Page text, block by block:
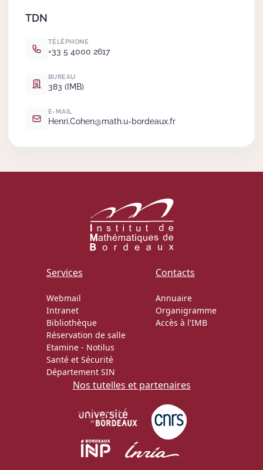
TDN
TÉLÉPHONE
+33 5 4000 2617
BUREAU
383 (IMB)
E-MAIL
Henri.Cohen@math.u-bordeaux.fr
Services
Webmail
Intranet
Bibliothèque
Réservation de salle
Etamine - Notilus
Santé et Sécurité
Département SIN
Contacts
Annuaire
Organigramme
Accès à l'IMB
Nos tutelles et partenaires